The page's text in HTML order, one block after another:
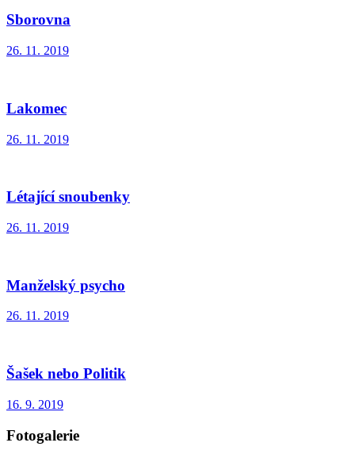
Sborovna
26. 11. 2019
Lakomec
26. 11. 2019
Létající snoubenky
26. 11. 2019
Manželský psycho
26. 11. 2019
Šašek nebo Politik
16. 9. 2019
Fotogalerie